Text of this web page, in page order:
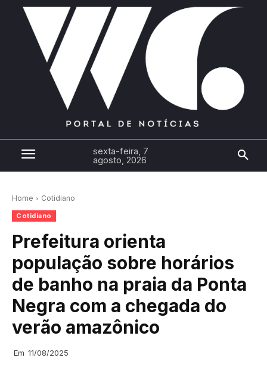
sexta-feira, 7
agosto, 2026
Home Cotidiano
Cotidiano
Prefeitura orienta
população sobre horários
de banho na praia da Ponta
Negra com a chegada do
verão amazônico
Em 11/08/2025